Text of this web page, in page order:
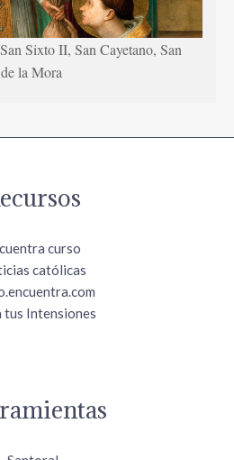
Sixto II, San Cayetano, San
la Mora
curso
católicas
tus Intensiones